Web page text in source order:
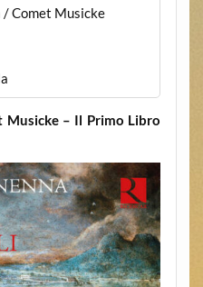
/ Comet Musicke
Musicke – Il Primo Libro